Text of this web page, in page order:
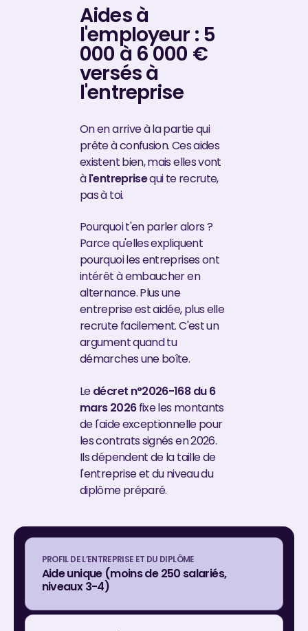
Aides à
l'employeur : 5
000 à 6 000 €
versés à
l'entreprise
On en arrive à la partie qui
prête à confusion. Ces aides
existent bien, mais elles vont
àl'entreprisequi te recrute,
pas à toi.
Pourquoi t'en parler alors ?
Parce qu'elles expliquent
pourquoi les entreprises ont
intérêt à embaucher en
alternance. Plus une
entreprise est aidée, plus elle
recrute facilement. C'est un
argument quand tu
démarches une boîte.
Ledécret n°2026-168 du 6
mars 2026fixe les montants
de l'aide exceptionnelle pour
les contrats signés en 2026.
Ils dépendent de la taille de
l'entreprise et du niveau du
diplôme préparé.
Aide unique (moins de 250 salariés,
niveaux 3-4)